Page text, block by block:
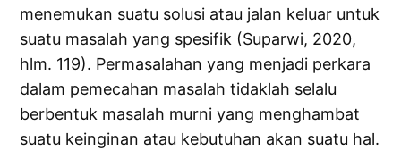
menemukan suatu solusi atau jalan keluar untuk
suatu masalah yang spesifik (Suparwi, 2020,
hlm. 119). Permasalahan yang menjadi perkara
dalam pemecahan masalah tidaklah selalu
berbentuk masalah murni yang menghambat
suatu keinginan atau kebutuhan akan suatu hal.